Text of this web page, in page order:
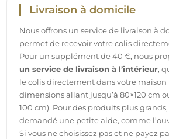
Livraison à domicile
Nous offrons un service de livraison à
permet de recevoir votre colis
Pour un supplément de 40 €, nous
un service de livraison à l’intérieur,
le colis directement dans votre maison
dimensions allant jusqu’à 80×120 cm
100 cm). Pour des produits plus
demandé une petite aide, comme
Si vous ne choisissez pas et ne payez